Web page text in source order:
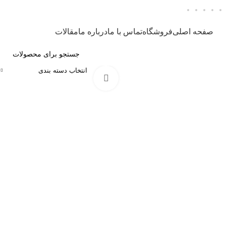
صفحه اصلیفروشگاهتماس با مادرباره مامقالات
انتخاب دسته بندی